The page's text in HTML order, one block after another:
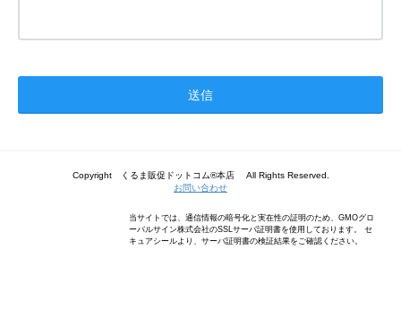
Copyright くるま販促ドットコム®本店 All Rights Reserved.
お問い合わせ
当サイトでは、通信情報の暗号化と実在性の証明のため、GMOグロ
ーバルサイン株式会社のSSLサーバ証明書を使用しております。 セ
キュアシールより、サーバ証明書の検証結果をご確認ください。